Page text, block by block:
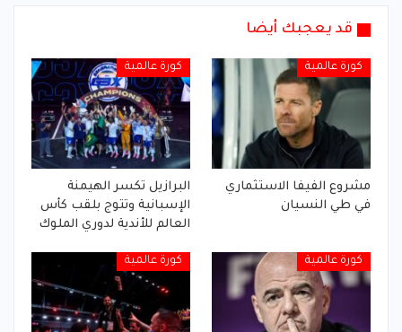
قد يعجبك أيضا
كورة عالمية
مشروع الفيفا الاستثماري
في طي النسيان
كورة عالمية
البرازيل تكسر الهيمنة
الإسبانية وتتوج بلقب كأس
العالم للأندية لدوري الملوك
كورة عالمية كورة عالمية